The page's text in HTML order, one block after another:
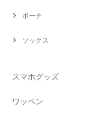
ポーチ
ソックス
スマホグッズ
ワッペン